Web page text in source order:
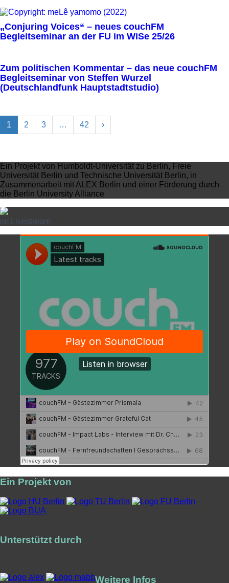
„Conjuring Voices“ – neues couchFM
Begleitseminar an der FU im WiSe 25/26
Zum politischen Kommentar – das neue couchFM
Begleitseminar von Steffen Wurzel
(Deutschlandfunk Hauptstadtstudio)
1 2 3 … 42 ›
Ein Projekt von Humboldt-Universität zu Berlin, Freie
Universität Berlin und Technische Universität Berlin, in
Zusammenarbeit mit ALEX Berlin und einer Förderung durch
die Berlin University Alliance
im Livestream
Ein Projekt von
Unterstützt durch
Weitere Infos